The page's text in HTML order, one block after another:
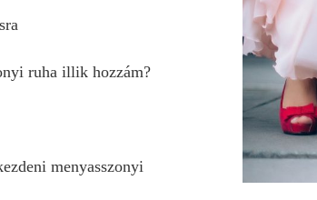
ruha illik hozzám?
menyasszonyi